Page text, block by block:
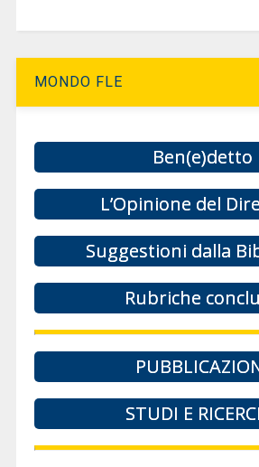
MONDO FLE
Ben(e)detto
L’Opinione del
Suggestioni dalla
Rubriche
STUDI E